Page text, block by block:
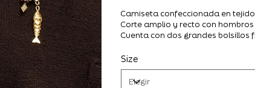
Camiseta confeccionada en
Corte amplio y recto con
Cuenta con dos grandes
Size